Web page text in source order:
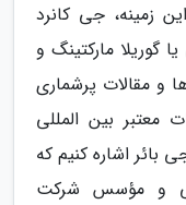
زمینه، جی کانرد
گوریلا مارکتینگ و
و مقالات پرشماری
معتبر بین المللی
بائر اشاره کنیم که
و مؤسس شرکت